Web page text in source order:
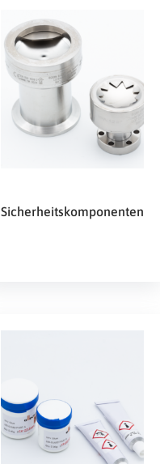
Sicherheitskomponenten